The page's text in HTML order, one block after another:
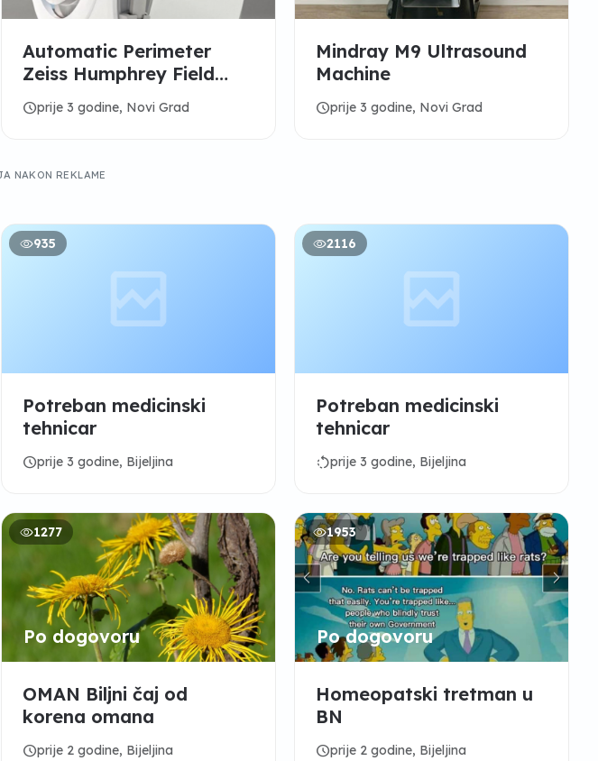
Automatic Perimeter
Zeiss Humphrey Field
Analyzer HFA 3 / 830
scheduleprije 3 godine, Novi Grad
Mindray M9 Ultrasound
Machine
scheduleprije 3 godine, Novi Grad
NAKON REKLAME
935
Potreban medicinski
tehnicar
scheduleprije 3 godine, Bijeljina
2116
Potreban medicinski
tehnicar
rotate_leftprije 3 godine, Bijeljina
1277
Po dogovoru
OMAN Biljni čaj od
korena omana
scheduleprije 2 godine, Bijeljina
1953
Po dogovoru
Homeopatski tretman u
BN
scheduleprije 2 godine, Bijeljina